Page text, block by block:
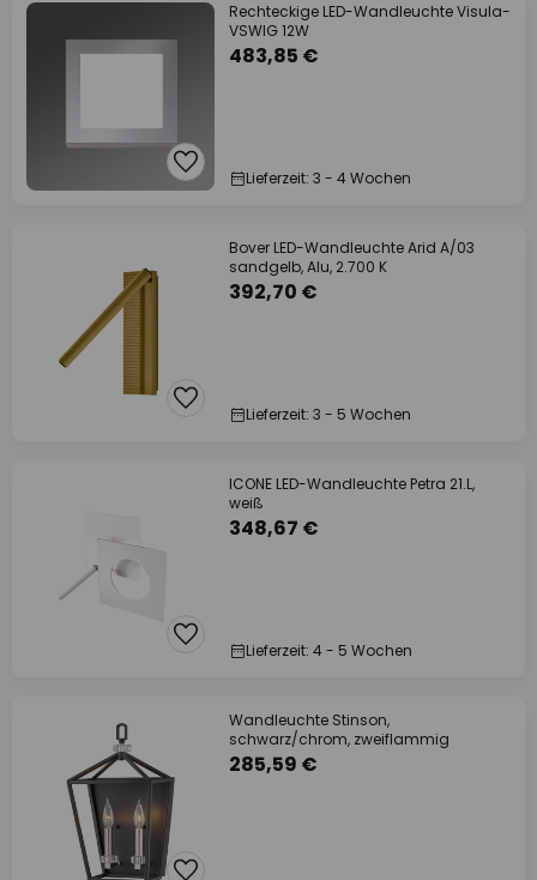
Rechteckige LED-Wandleuchte Visula-
VSWIG 12W
483,85 €
Lieferzeit: 3 - 4 Wochen
Bover LED-Wandleuchte Arid A/03
sandgelb, Alu, 2.700 K
392,70 €
Lieferzeit: 3 - 5 Wochen
ICONE LED-Wandleuchte Petra 21.L,
weiß
348,67 €
Lieferzeit: 4 - 5 Wochen
Wandleuchte Stinson,
schwarz/chrom, zweiflammig
285,59 €